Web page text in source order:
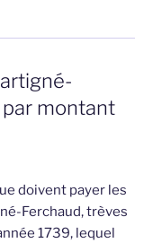
par montant
doivent payer les
Ferchaud, trèves
1739, lequel